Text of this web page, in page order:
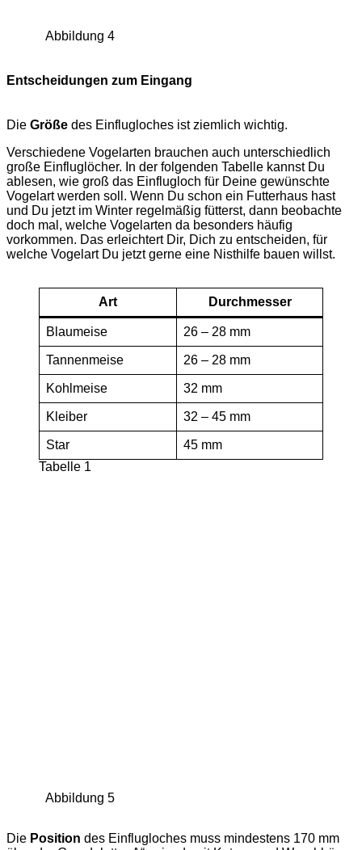
Abbildung 4
Entscheidungen zum Eingang
Die Größe des Einflugloches ist ziemlich wichtig.
Verschiedene Vogelarten brauchen auch unterschiedlich
große Einfluglöcher. In der folgenden Tabelle kannst Du
ablesen, wie groß das Einflugloch für Deine gewünschte
Vogelart werden soll. Wenn Du schon ein Futterhaus hast
und Du jetzt im Winter regelmäßig fütterst, dann beobachte
doch mal, welche Vogelarten da besonders häufig
vorkommen. Das erleichtert Dir, Dich zu entscheiden, für
welche Vogelart Du jetzt gerne eine Nisthilfe bauen willst.
Art Durchmesser
Blaumeise 26 – 28 mm
Tannenmeise 26 – 28 mm
Kohlmeise 32 mm
Kleiber 32 – 45 mm
Star
45 mm
Tabelle 1
Abbildung 5
Die Position des Einflugloches muss mindestens 170 mm